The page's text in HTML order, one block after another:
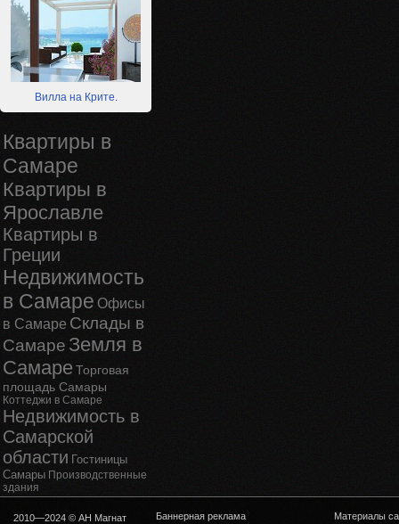
Вилла на Крите.
Квартиры в
Самаре
Квартиры в
Ярославле
Квартиры в
Греции
Недвижимость
в Самаре Офисы
в Самаре Склады в
Самаре Земля в
СамареТорговая
площадь Самары
Коттеджи в Самаре
Недвижимость в
Самарской
области Гостиницы
Самары Производственные
здания
2010—2024 © АН Магнат Баннерная реклама Материалы